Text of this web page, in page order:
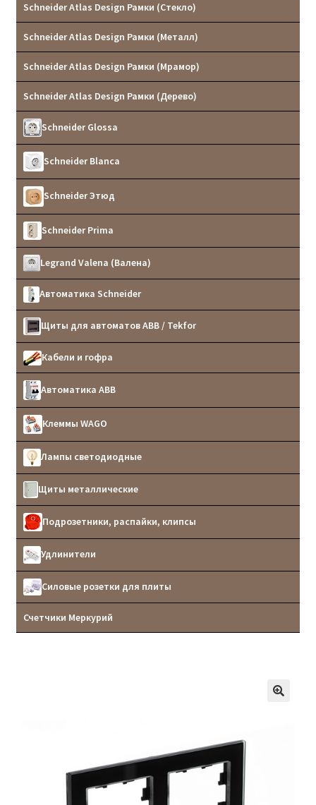
Schneider Atlas Design Рамки (Стекло)
Schneider Atlas Design Рамки (Металл)
Schneider Atlas Design Рамки (Мрамор)
Schneider Atlas Design Рамки (Дерево)
Schneider Glossa
Schneider Blanca
Schneider Этюд
Schneider Prima
Legrand Valena (Валена)
Автоматика Schneider
Щиты для автоматов ABB / Tekfor
Кабели и гофра
Автоматика ABB
Клеммы WAGO
Лампы светодиодные
Щиты металлические
Подрозетники, распайки, клипсы
Удлинители
Силовые розетки для плиты
Счетчики Меркурий